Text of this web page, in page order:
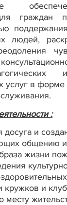
граждан
людей,
услуг в форме
:
досуга и
общению
жизни
кружков и
месту